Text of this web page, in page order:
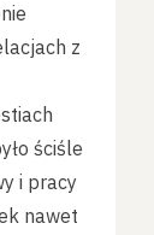
z
ściśle
i pracy
nawet